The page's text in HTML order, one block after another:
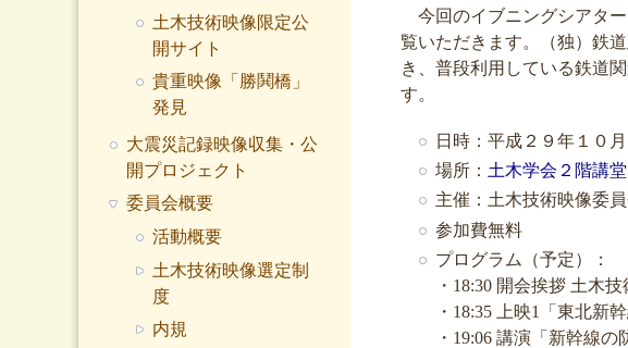
土木技術映像限定公
開サイト
貴重映像「勝鬨橋」
発見
大震災記録映像収集・公
開プロジェクト
委員会概要
活動概要
土木技術映像選定制
度
内規
今回のイブニングシアタ
覧いただきます。（独）鉄
き、普段利用している鉄道
す。
日時：平成２９年１０
場所： 土木学会２階講堂
主催：土木技術映像委
参加費無料
プログラム（予定）：
・18:30 開会挨拶 土木
・18:35 上映1「東北新
・19:06 講演「新幹線